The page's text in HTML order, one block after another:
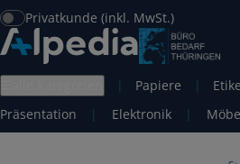
Privatkunde (inkl. MwSt.)
| Papiere |
Präsentation
| Elektronik |